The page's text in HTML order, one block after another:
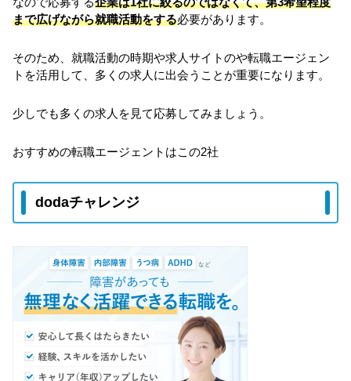
まで広げながら就職活動をする必要があります。
そのため、就職活動の時期や求人サイトのや転職エージェン
トを活用して、多くの求人に出会うことが重要になります。
少しでも多くの求人を見て応募してみましょう。
おすすめの転職エージェントはこの2社
dodaチャレンジ